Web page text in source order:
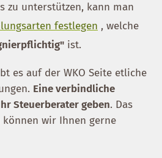
zu unterstützen, kann man
festlegen , welche
ist.
es auf der WKO Seite etliche
Eine verbindliche
Steuerberater geben. Das
können wir Ihnen gerne